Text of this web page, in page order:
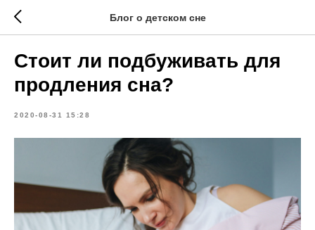
Блог о детском сне
Стоит ли подбуживать для
продления сна?
2020-08-31 15:28